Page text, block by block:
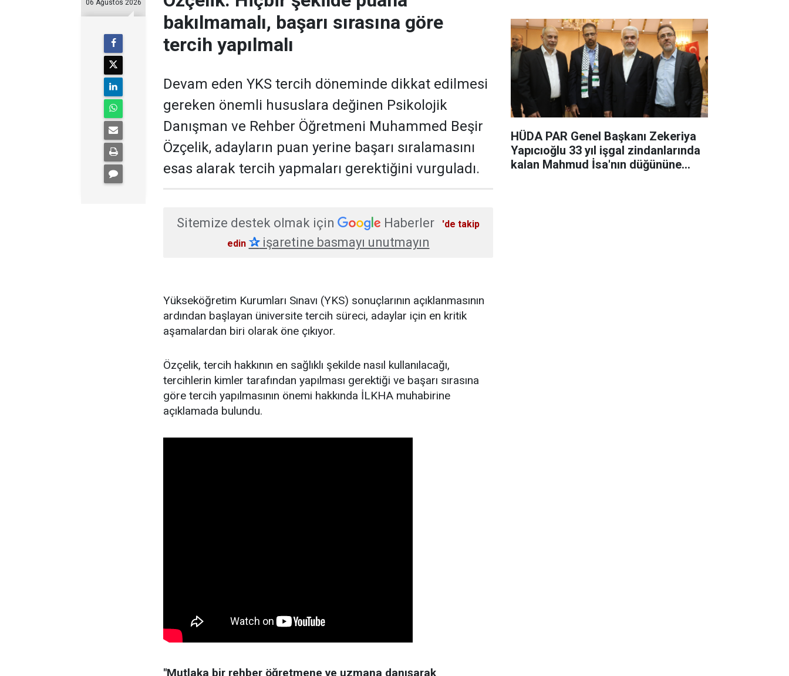
06 Ağustos 2026
bakılmamalı, başarı sırasına göre
tercih yapılmalı
Devam eden YKS tercih döneminde dikkat edilmesi
gereken önemli hususlara değinen Psikolojik
Danışman ve Rehber Öğretmeni Muhammed Beşir
Özçelik, adayların puan yerine başarı sıralamasını
esas alarak tercih yapmaları gerektiğini vurguladı.
Sitemize destek olmak için Haberler
'de takip
edin ✰işaretine basmayı unutmayın
Yükseköğretim Kurumları Sınavı (YKS) sonuçlarının açıklanmasının
ardından başlayan üniversite tercih süreci, adaylar için en kritik
aşamalardan biri olarak öne çıkıyor.
Özçelik, tercih hakkının en sağlıklı şekilde nasıl kullanılacağı,
tercihlerin kimler tarafından yapılması gerektiği ve başarı sırasına
göre tercih yapılmasının önemi hakkında İLKHA muhabirine
açıklamada bulundu.
"Mutlaka bir rehber öğretmene ve uzmana danışarak
HÜDA PAR Genel Başkanı Zekeriya
Yapıcıoğlu 33 yıl işgal zindanlarında
kalan Mahmud İsa'nın düğününe